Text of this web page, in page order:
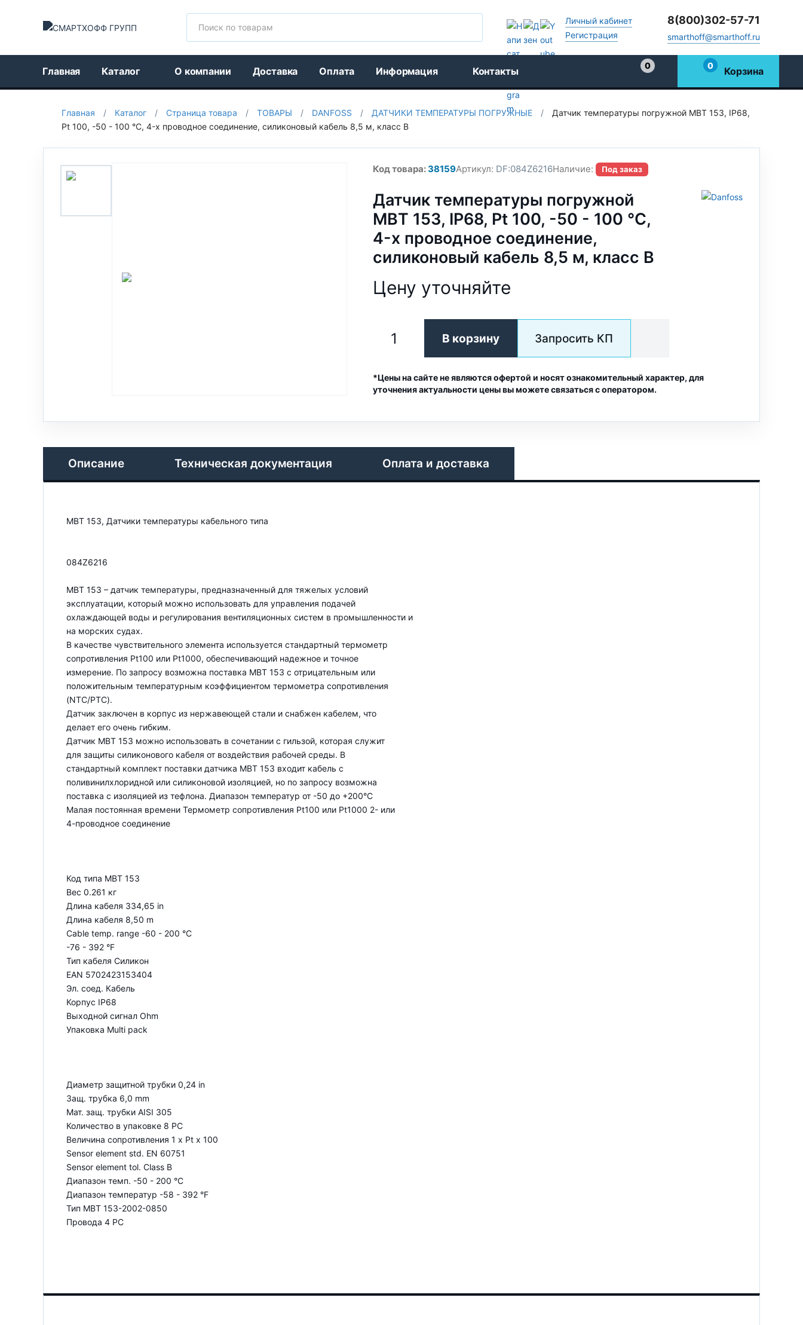
Личный кабинет
Регистрация
8(800)302-57-71
smarthoff@smarthoff.ru
Главная Каталог О компании Доставка Оплата Информация Контакты
0
0 Корзина
Главная / Каталог / Страница товара / ТОВАРЫ / DANFOSS / ДАТЧИКИ ТЕМПЕРАТУРЫ ПОГРУЖНЫЕ /
Датчик температуры погружной MBT 153, IP68,
Pt 100, -50 - 100 °C, 4-х проводное соединение, силиконовый кабель 8,5 м, класс В
Код товара:38159Артикул: DF:084Z6216Наличие: Под заказ
Датчик температуры погружной
MBT 153, IP68, Pt 100, -50 - 100 °C,
4-х проводное соединение,
силиконовый кабель 8,5 м, класс В
Цену уточняйте
В корзину Запросить КП
*Цены на сайте не являются офертой и носят ознакомительный характер, для
уточнения актуальности цены вы можете связаться с оператором.
Описание Техническая документация Оплата и доставка
MBT 153, Датчики температуры кабельного типа
084Z6216
MBT 153 – датчик температуры, предназначенный для тяжелых условий
эксплуатации, который можно использовать для управления подачей
охлаждающей воды и регулирования вентиляционных систем в промышленности и
на морских судах.
В качестве чувствительного элемента используется стандартный термометр
сопротивления Pt100 или Pt1000, обеспечивающий надежное и точное
измерение. По запросу возможна поставка MBT 153 с отрицательным или
положительным температурным коэффициентом термометра сопротивления
(NTC/PTC).
Датчик заключен в корпус из нержавеющей стали и снабжен кабелем, что
делает его очень гибким.
Датчик MBT 153 можно использовать в сочетании с гильзой, которая служит
для защиты силиконового кабеля от воздействия рабочей среды. В
стандартный комплект поставки датчика MBT 153 входит кабель с
поливинилхлоридной или силиконовой изоляцией, но по запросу возможна
поставка с изоляцией из тефлона. Диапазон температур от -50 до +200°C
Малая постоянная времени Термометр сопротивления Pt100 или Pt1000 2- или
4-проводное соединение
Код типа MBT 153
Вес 0.261 кг
Длина кабеля 334,65 in
Длина кабеля 8,50 m
Cable temp. range -60 - 200 °C
-76 - 392 °F
Тип кабеля Силикон
EAN 5702423153404
Эл. соед. Кабель
Корпус IP68
Выходной сигнал Ohm
Упаковка Multi pack
Диаметр защитной трубки 0,24 in
Защ. трубка 6,0 mm
Мат. защ. трубки AISI 305
Количество в упаковке 8 PC
Величина сопротивления 1 x Pt x 100
Sensor element std. EN 60751
Sensor element tol. Class B
Диапазон темп. -50 - 200 °C
Диапазон температур -58 - 392 °F
Тип MBT 153-2002-0850
Провода 4 PC